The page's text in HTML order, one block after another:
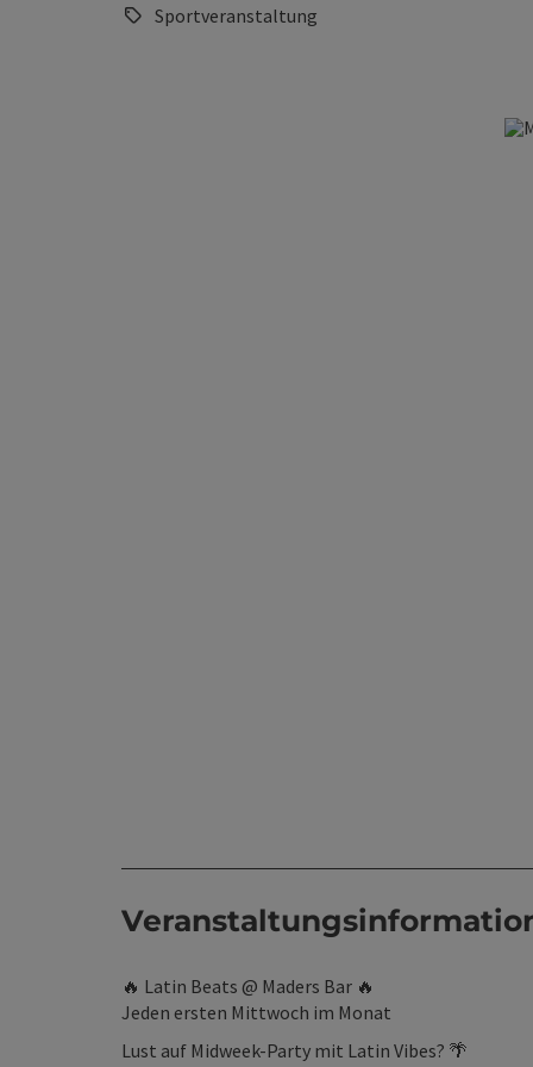
Sportveranstaltung
🔥 Latin Beats @ Maders Bar 🔥
Jeden ersten Mittwoch im Monat
Lust auf Midweek-Party mit Latin Vibes? 🌴